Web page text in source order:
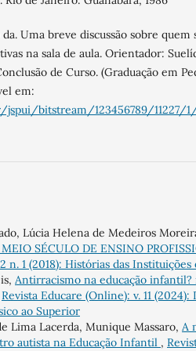
Uma breve discussão sobre quem
na sala de aula. Orientador:
de Curso. (Graduação em
em:
bitstream/123456789/11227/1/
Lúcia Helena de Medeiros
SÉCULO DE ENSINO
n. 1 (2018): Histórias das Instituições
Antirracismo na educação infantil?
Revista Educare (Online): v. 11
ao Superior
Lima Lacerda, Munique Massaro, A
autista na Educação Infantil ,